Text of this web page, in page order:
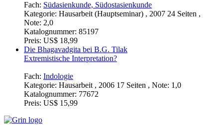
Fach: Südasienkunde, Südostasienkunde
Kategorie: Hausarbeit (Hauptseminar) , 2007 24 Seiten ,
Note: 2,0
Katalognummer: 85197
Preis: US$ 18,99
Die Bhagavadgita bei B.G. Tilak
Extremistische Interpretation?
Fach: Indologie
Kategorie: Hausarbeit , 2006 17 Seiten , Note: 1,0
Katalognummer: 77672
Preis: US$ 15,99